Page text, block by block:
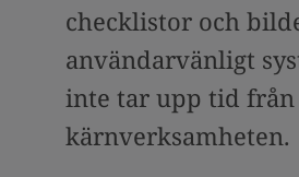
checklistor och
användarvänligt
inte tar upp tid från
kärnverksamheten.